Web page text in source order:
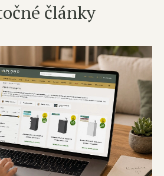
články